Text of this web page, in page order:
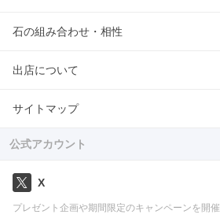
石の組み合わせ・相性
出店について
サイトマップ
公式アカウント
X
プレゼント企画や期間限定のキャンペーンを開催